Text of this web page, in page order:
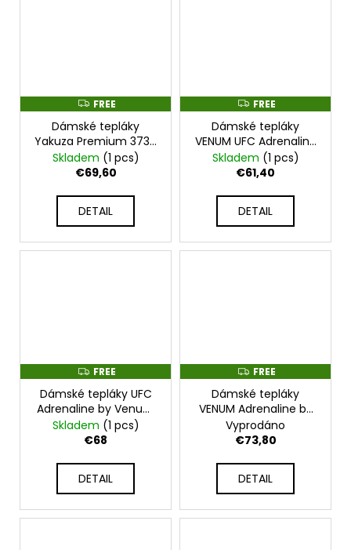
F
R
E
FREE
Dámské tepláky
Yakuza Premium 3737
- černé - 3737_DTBLK
Skladem (1 pcs)
€69,60
DETAIL
F
R
E
E
FREE
Dámské tepláky
VENUM UFC Adrenaline
by Venum Replica -
černo/zlaté -
Skladem (1 pcs)
€61,40
DETAIL
F
R
E
FREE
Dámské tepláky UFC
Adrenaline by Venum
Fight Week Cotton-
urban camo -
Skladem (1 pcs)
€68
DETAIL
F
R
E
E
FREE
Dámské tepláky
VENUM Adrenaline by
Venum Fight Week -
urban camo -
Vyprodáno
€73,80
DETAIL